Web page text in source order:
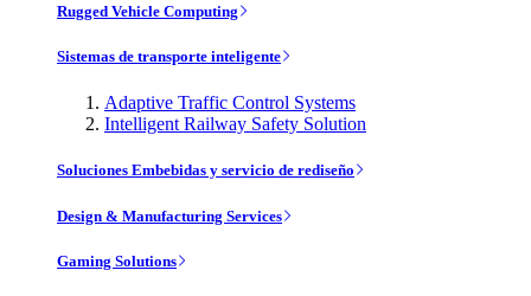
Rugged Vehicle Computing
Sistemas de transporte inteligente
Adaptive Traffic Control Systems
Intelligent Railway Safety Solution
Soluciones Embebidas y servicio de rediseño
Design & Manufacturing Services
Gaming Solutions